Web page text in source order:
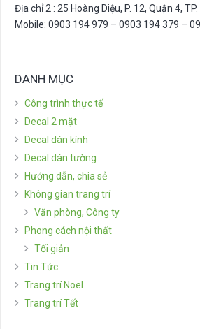
Địa chỉ 2 : 25 Hoàng Diệu, P. 12, Quận 4, TP.
Mobile: 0903 194 979 – 0903 194 379 –
DANH MỤC
Công trình thực tế
Decal 2 mặt
Decal dán kính
Decal dán tường
Hướng dẫn, chia sẻ
Không gian trang trí
Văn phòng, Công ty
Phong cách nội thất
Tối giản
Tin Tức
Trang trí Noel
Trang trí Tết